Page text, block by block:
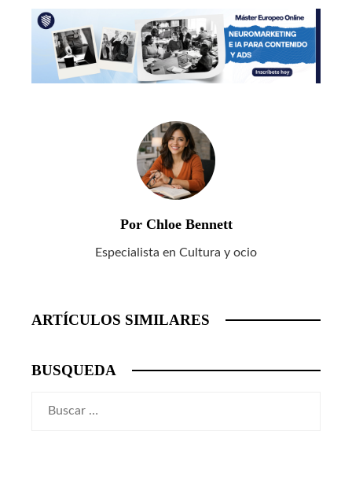
Por Chloe Bennett
Especialista en Cultura y ocio
ARTÍCULOS SIMILARES
BUSQUEDA